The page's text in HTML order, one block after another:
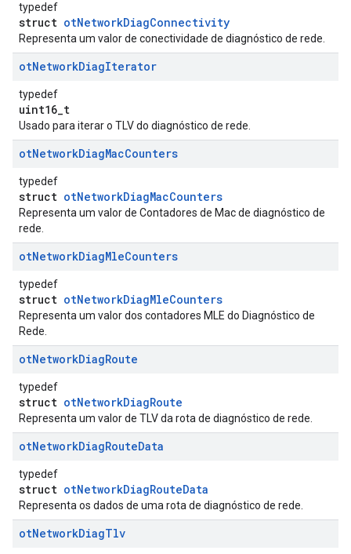
typedef
struct otNetworkDiagConnectivity
Representa um valor de conectividade de diagnóstico de rede.
otNetworkDiagIterator
typedef
uint16_t
Usado para iterar o TLV do diagnóstico de rede.
otNetworkDiagMacCounters
typedef
struct otNetworkDiagMacCounters
Representa um valor de Contadores de Mac de diagnóstico de
rede.
otNetworkDiagMleCounters
typedef
struct otNetworkDiagMleCounters
Representa um valor dos contadores MLE do Diagnóstico de
Rede.
otNetworkDiagRoute
typedef
struct otNetworkDiagRoute
Representa um valor de TLV da rota de diagnóstico de rede.
otNetworkDiagRouteData
typedef
struct otNetworkDiagRouteData
Representa os dados de uma rota de diagnóstico de rede.
otNetworkDiagTlv